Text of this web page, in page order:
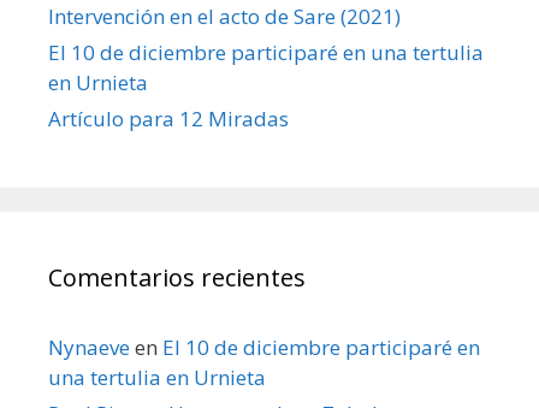
Intervención en el acto de Sare (2021)
El 10 de diciembre participaré en una tertulia
en Urnieta
Artículo para 12 Miradas
Comentarios recientes
Nynaeveen El 10 de diciembre participaré en
una tertulia en Urnieta